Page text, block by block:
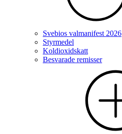
Svebios valmanifest 2026
Styrmedel
Koldioxidskatt
Besvarade remisser